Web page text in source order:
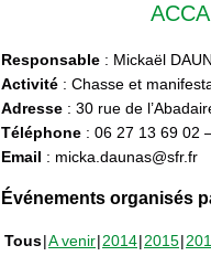
Responsable : Mickaël
Activité : Chasse et
Adresse : 30 rue de
Téléphone : 06 27 13 69 02
Email : micka.daunas@sfr.fr
Événements organisés
Tous A venir 2014 2015